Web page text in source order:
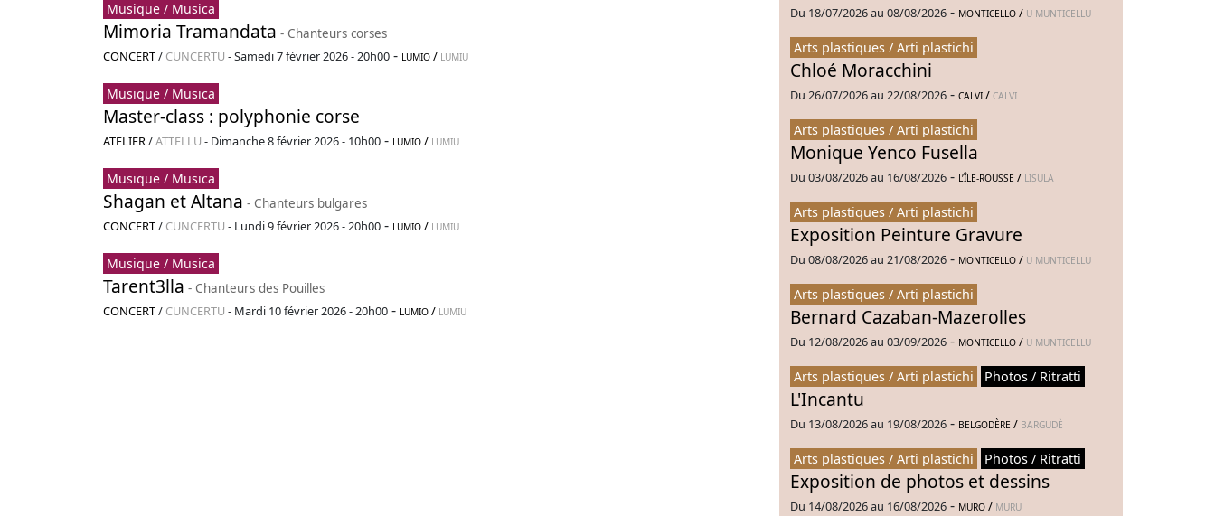
Musique / Musica
Mimoria Tramandata - Chanteurs corses
CONCERT/ CUNCERTU -Samedi 7 février 2026 - 20h00 - LUMIO / LUMIU
Musique / Musica
Master-class : polyphonie corse
ATELIER/ATTELLU - Dimanche 8 février 2026 - 10h00 - LUMIO / LUMIU
Musique / Musica
Shagan et Altana - Chanteurs bulgares
CONCERT/ CUNCERTU - Lundi 9 février 2026 - 20h00 - LUMIO / LUMIU
Musique / Musica
Tarent3lla - Chanteurs des Pouilles
CONCERT/ CUNCERTU - Mardi 10 février 2026 - 20h00 - LUMIO / LUMIU
Du 18/07/2026 au 08/08/2026 - MONTICELLO / U MUNTICELLU
Arts plastiques / Arti plastichi
Chloé Moracchini
Du 26/07/2026 au 22/08/2026 - CALVI / CALVI
Arts plastiques / Arti plastichi
Monique Yenco Fusella
Du 03/08/2026 au 16/08/2026 - L’ÎLE-ROUSSE / LISULA
Arts plastiques / Arti plastichi
Exposition Peinture Gravure
Du 08/08/2026 au 21/08/2026 - MONTICELLO / U MUNTICELLU
Arts plastiques / Arti plastichi
Bernard Cazaban-Mazerolles
Du 12/08/2026 au 03/09/2026 - MONTICELLO / U MUNTICELLU
Arts plastiques / Arti plastichi Photos / Ritratti
L'Incantu
Du 13/08/2026 au 19/08/2026 - BELGODÈRE / BARGUDÈ
Arts plastiques / Arti plastichi Photos / Ritratti
Exposition de photos et dessins
Du 14/08/2026 au 16/08/2026 - MURO / MURU